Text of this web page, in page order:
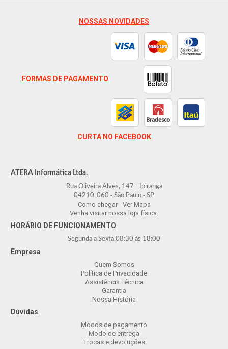
NOSSAS NOVIDADES
FORMAS DE PAGAMENTO
CURTA NO FACEBOOK
ATERA Informática Ltda.
Rua Oliveira Alves, 147 - Ipiranga
04210-060 - São Paulo - SP
Como chegar - Ver Mapa
Venha visitar nossa loja física.
HORÁRIO DE FUNCIONAMENTO
Segunda a Sexta:08:30 às 18:00
Empresa
Quem Somos
Política de Privacidade
Assistência Técnica
Garantia
Nossa História
Dúvidas
Modos de pagamento
Modo de entrega
Trocas e devoluções